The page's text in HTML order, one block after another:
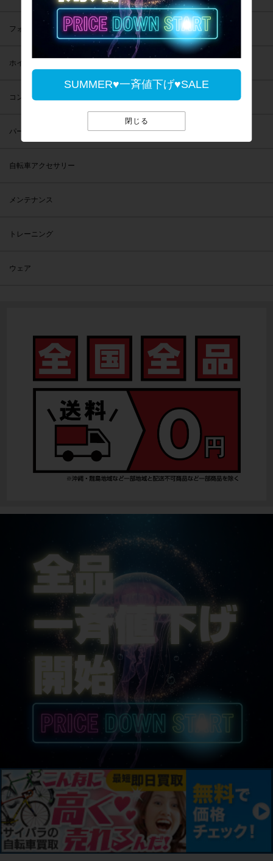
SUMMER♥一斉値下げ♥SALE
閉じる
フォーク
ホイール
コンポーネント
パーツ
自転車アクセサリー
メンテナンス
トレーニング
ウェア